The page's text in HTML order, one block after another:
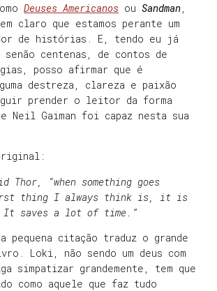
Deuses Americanos ou Sandman
claro que estamos perante um
de histórias. E, tendo eu já
centenas, de contos de
posso afirmar que é
destreza, clareza e paixão
prender o leitor da forma
Neil Gaiman foi capaz nesta sua
Thor, “when something goes
thing I always think is, it is
saves a lot of time.”
pequena citação traduz o grande
Loki, não sendo um deus com
simpatizar grandemente, tem que
como aquele que faz tudo